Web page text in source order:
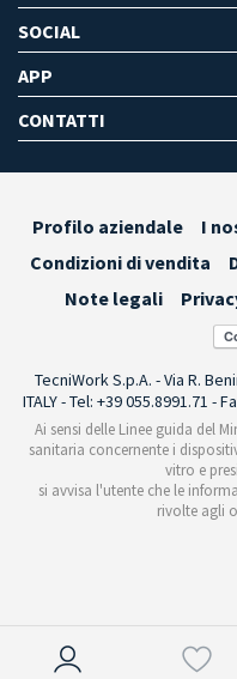
SOCIAL
APP
CONTATTI
Profilo aziendale I
Condizioni di vendita
Note legali
TecniWork S.p.A. - Via R.
ITALY - Tel: +39 055.8991.71 -
Ai sensi delle Linee guida del
sanitaria concernente i
vitro e
si avvisa l'utente che le
rivolte agli